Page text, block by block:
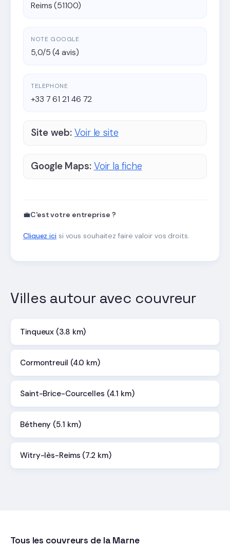
Reims (51100)
NOTE GOOGLE
5,0/5 (4 avis)
TELEPHONE
+33 7 61 21 46 72
Site web: Voir le site
Google Maps: Voir la fiche
💼C'est votre entreprise ?
Cliquez icisi vous souhaitez faire valoir vos droits.
Villes autour avec couvreur
Tinqueux (3.8 km)
Cormontreuil (4.0 km)
Saint-Brice-Courcelles (4.1 km)
Bétheny (5.1 km)
Witry-lès-Reims (7.2 km)
Tous les couvreurs de la Marne